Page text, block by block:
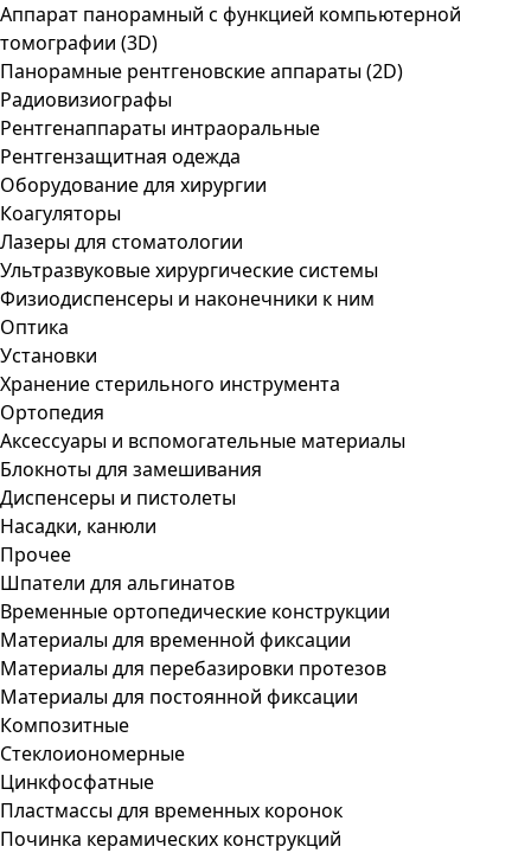
Аппарат панорамный с функцией компьютерной
томографии (3D)
Панорамные рентгеновские аппараты (2D)
Радиовизиографы
Рентгенаппараты интраоральные
Рентгензащитная одежда
Оборудование для хирургии
Коагуляторы
Лазеры для стоматологии
Ультразвуковые хирургические системы
Физиодиспенсеры и наконечники к ним
Оптика
Установки
Хранение стерильного инструмента
Ортопедия
Аксессуары и вспомогательные материалы
Блокноты для замешивания
Диспенсеры и пистолеты
Насадки, канюли
Прочее
Шпатели для альгинатов
Временные ортопедические конструкции
Материалы для временной фиксации
Материалы для перебазировки протезов
Материалы для постоянной фиксации
Композитные
Стеклоиономерные
Цинкфосфатные
Пластмассы для временных коронок
Починка керамических конструкций